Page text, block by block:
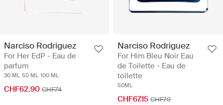
Narciso Rodriguez
For Her EdP - Eau de
parfum
30 ML 50 ML 100 ML
CHF62.90 CHF74
Narciso Rodriguez
For Him Bleu Noir Eau
de Toilette - Eau de
toilette
50ML
CHF67.15 CHF79